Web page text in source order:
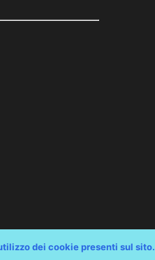
dei cookie presenti sul sito.